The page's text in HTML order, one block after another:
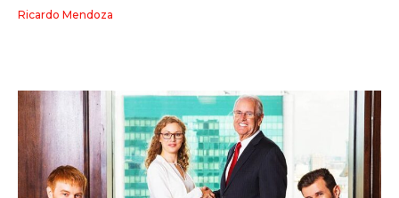
Ricardo Mendoza